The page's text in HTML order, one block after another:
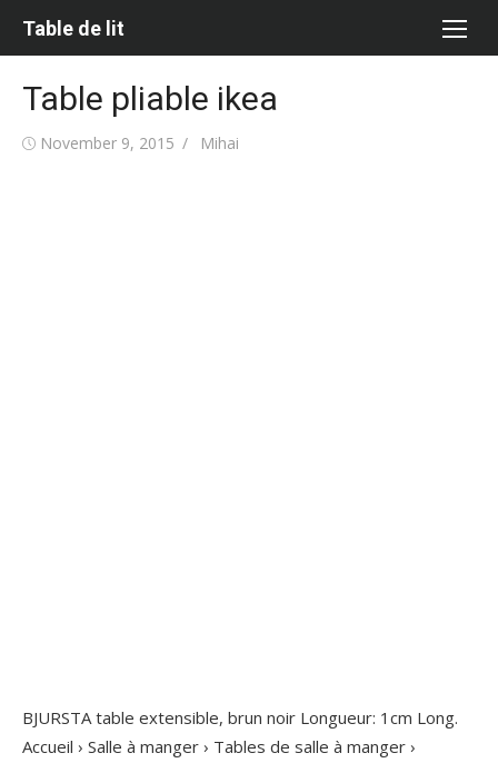
Table de lit
Table pliable ikea
Posted
November 9, 2015 Author
Mihai
BJURSTA table extensible, brun noir Longueur: 1cm Long.
Accueil › Salle à manger › Tables de salle à manger ›